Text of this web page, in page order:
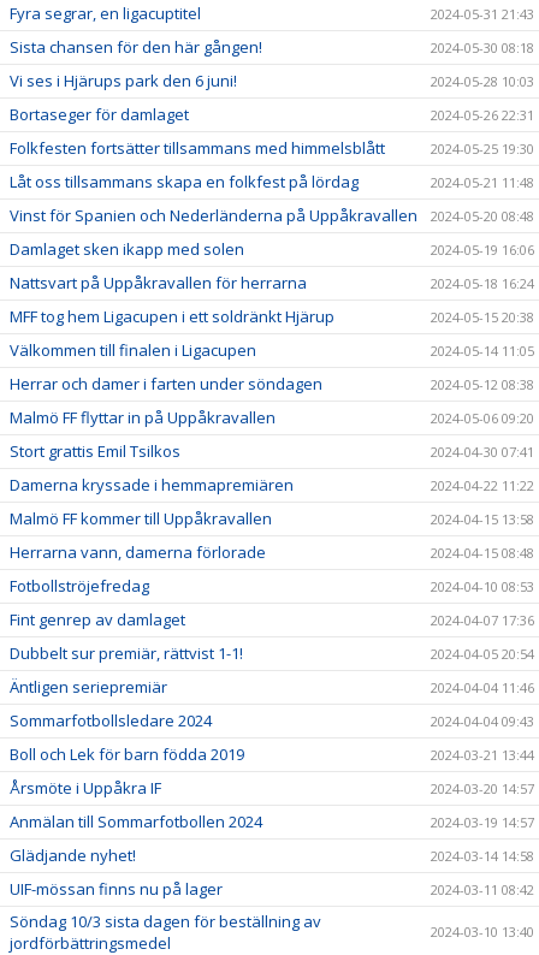
Fyra segrar, en ligacuptitel 2024-05-31 21:43
Sista chansen för den här gången! 2024-05-30 08:18
Vi ses i Hjärups park den 6 juni! 2024-05-28 10:03
Bortaseger för damlaget 2024-05-26 22:31
Folkfesten fortsätter tillsammans med himmelsblått 2024-05-25 19:30
Låt oss tillsammans skapa en folkfest på lördag 2024-05-21 11:48
Vinst för Spanien och Nederländerna på Uppåkravallen 2024-05-20 08:48
Damlaget sken ikapp med solen 2024-05-19 16:06
Nattsvart på Uppåkravallen för herrarna 2024-05-18 16:24
MFF tog hem Ligacupen i ett soldränkt Hjärup 2024-05-15 20:38
Välkommen till finalen i Ligacupen 2024-05-14 11:05
Herrar och damer i farten under söndagen 2024-05-12 08:38
Malmö FF flyttar in på Uppåkravallen 2024-05-06 09:20
Stort grattis Emil Tsilkos 2024-04-30 07:41
Damerna kryssade i hemmapremiären 2024-04-22 11:22
Malmö FF kommer till Uppåkravallen 2024-04-15 13:58
Herrarna vann, damerna förlorade 2024-04-15 08:48
Fotbollströjefredag 2024-04-10 08:53
Fint genrep av damlaget 2024-04-07 17:36
Dubbelt sur premiär, rättvist 1-1! 2024-04-05 20:54
Äntligen seriepremiär 2024-04-04 11:46
Sommarfotbollsledare 2024 2024-04-04 09:43
Boll och Lek för barn födda 2019 2024-03-21 13:44
Årsmöte i Uppåkra IF 2024-03-20 14:57
Anmälan till Sommarfotbollen 2024 2024-03-19 14:57
Glädjande nyhet! 2024-03-14 14:58
UIF-mössan finns nu på lager 2024-03-11 08:42
Söndag 10/3 sista dagen för beställning av
jordförbättringsmedel
2024-03-10 13:40